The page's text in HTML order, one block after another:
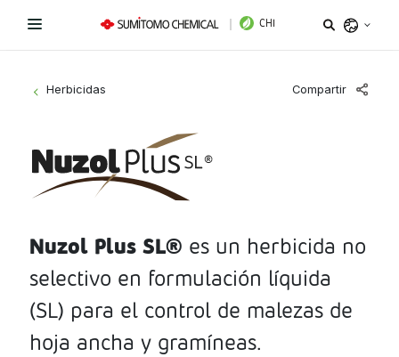
CHI
Líneas de Productos
Bioestimulantes
Coadyuvantes
Fertilizantes Foliares
Fungicidas
Novedades
¿Necesitas ayuda?
InstagramFacebookLinkedIn
Herbicidas Compartir
Nuzol Plus SL® es un herbicida no
selectivo en formulación líquida
(SL) para el control de malezas de
hoja ancha y gramíneas.